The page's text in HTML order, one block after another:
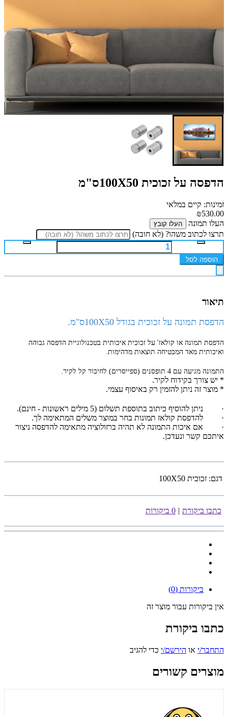
הדפסה על זכוכית 100X50ס"מ
זמינות: קיים במלאי
₪530.00
העלו תמונה
העלו קובץ
תרצו לכתוב משהו? (לא חובה)
הוספה לסל
תיאור
הדפסת תמונה על זכוכית בגודל 100X50ס"מ.
הדפסת תמונה או קולאז' על זכוכית איכותית בטכנולוגיית הדפסה גבוהה
ואיכותית מאד המבטיחה תוצאות מדהימות.
התמונה מגיעה עם 4 תופסנים (ספייסרים) לחיבור קל לקיר.
* יש צורך בקידוח לקיר.
* מוצר זה ניתן להזמין רק באיסוף עצמי.
·
ניתן להוסיף כיתוב בתוספת תשלום (5 מילים ראשונות - חינם).
להדפסת קולאז תמונות בחר במוצר משלים המתאימה לך.
אם איכות התמונה לא תהיה ברזולוציה מתאימה להדפסה ניצור
איתכם קשר ונעדכן.
דגם: זכוכית 100X50
כתבו ביקורת | 0 ביקורות
ביקורות (0)
אין ביקורות עבור מוצר זה
כתבו ביקורת
התחבר/י או הירשם/י כדי להגיב
מוצרים קשורים